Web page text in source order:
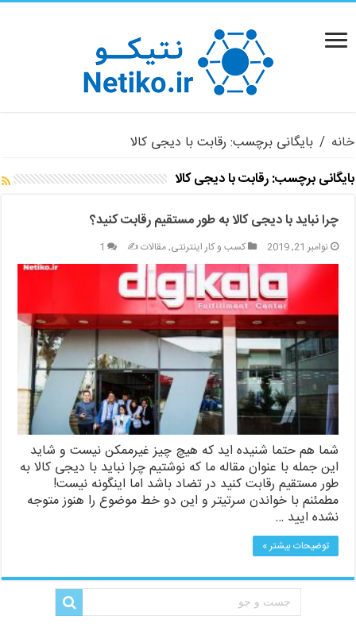
خانه / بایگانی برچسب: رقابت با دیجی کالا
بایگانی برچسب:رقابت با دیجی کالا
چرا نباید با دیجی کالا به طور مستقیم رقابت کنید؟
نوامبر 21, 2019 کسب و کار اینترنتی,مقالات ✍️ 1
شما هم حتما شنیده اید که هیچ چیز غیرممکن نیست و شاید
این جمله با عنوان مقاله ما که نوشتیم چرا نباید با دیجی کالا به
طور مستقیم رقابت کنید در تضاد باشد اما اینگونه نیست!
مطمئنم با خواندن سرتیتر و این دو خط موضوع را هنوز متوجه
نشده ایید …
توضیحات بیشتر »